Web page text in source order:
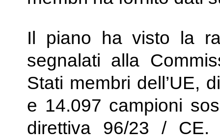
Il piano ha visto la
segnalati alla
Stati membri dell’UE,
e 14.097 campioni
direttiva 96/23 / CE.